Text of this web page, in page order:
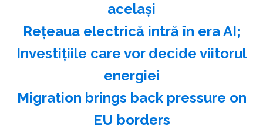
acelaşi
Reţeaua electrică intră în era AI;
Investiţiile care vor decide viitorul
energiei
Migration brings back pressure on
EU borders